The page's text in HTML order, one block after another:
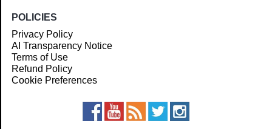
POLICIES
Privacy Policy
AI Transparency Notice
Terms of Use
Refund Policy
Cookie Preferences